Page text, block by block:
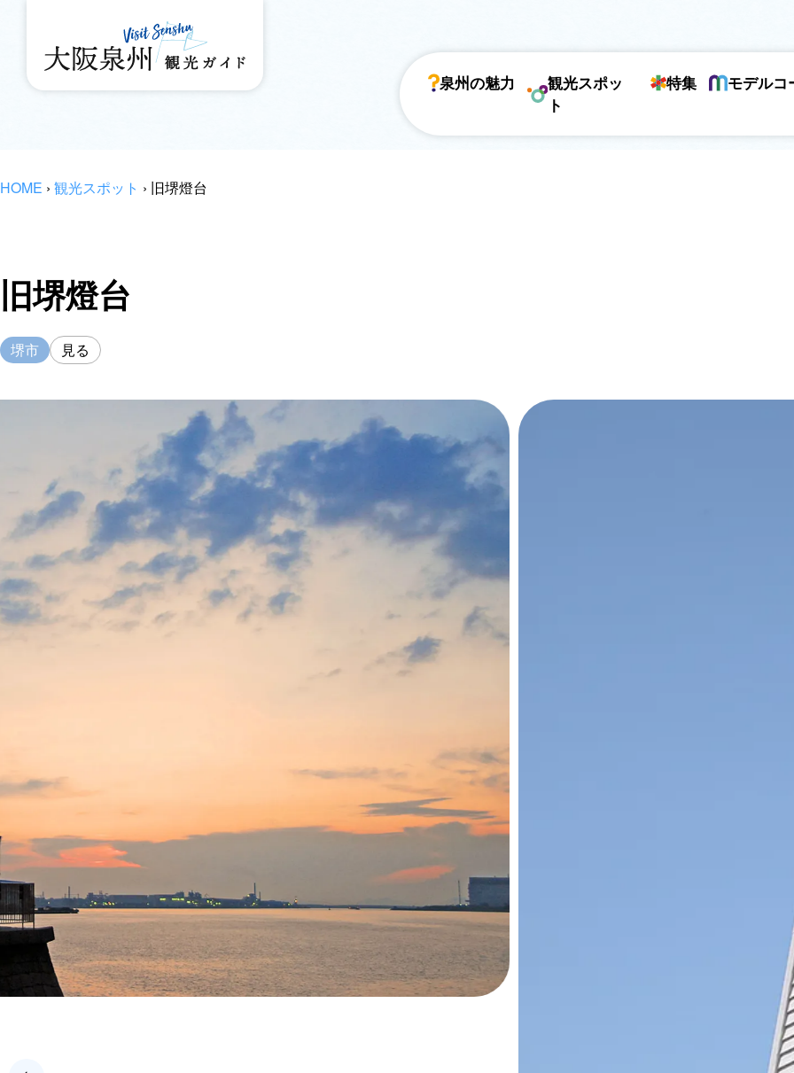
泉州の魅力
観光スポッ
ト
特集 モデルコ
HOME › 観光スポット › 旧堺燈台
旧堺燈台
堺市 見る